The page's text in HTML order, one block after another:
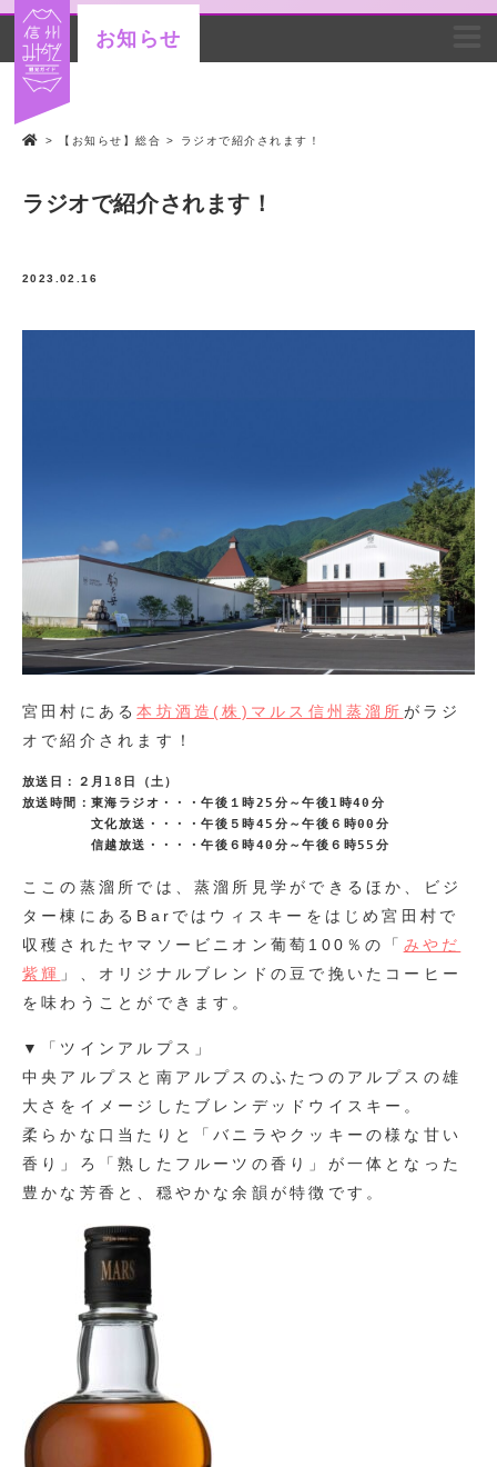
お知らせ
> 【お知らせ】総合 > ラジオで紹介されます！
ラジオで紹介されます！
2023.02.16
宮田村にある本坊酒造(株)マルス信州蒸溜所 がラジ
オで紹介されます！
放送日：２月18日（土）
放送時間：東海ラジオ・・・午後１時25分～午後1時40分
文化放送・・・・午後５時45分～午後６時00分
信越放送・・・・午後６時40分～午後６時55分
ここの蒸溜所では、蒸溜所見学ができるほか、ビジ
ター棟にあるBarではウィスキーをはじめ宮田村で
収穫されたヤマソービニオン葡萄100％の「 みやだ
紫輝 」、オリジナルブレンドの豆で挽いたコーヒー
を味わうことができます。
▼「ツインアルプス」
中央アルプスと南アルプスのふたつのアルプスの雄
大さをイメージしたブレンデッドウイスキー。
柔らかな口当たりと「バニラやクッキーの様な甘い
香り」ろ「熟したフルーツの香り」が一体となった
豊かな芳香と、穏やかな余韻が特徴です。